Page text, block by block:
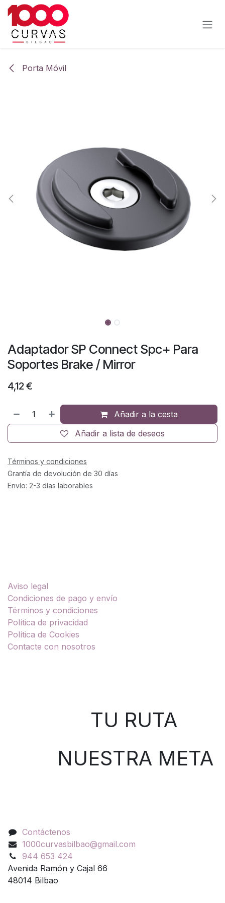
Ir al contenido
Porta Móvil
Adaptador SP Connect Spc+ Para
Soportes Brake / Mirror
4,12€
Añadir a la cesta
Añadir a lista de deseos
Términos y condiciones
Grantía de devolución de 30 días
Envío: 2-3 días laborables
Aviso legal
Condiciones de pago y envío
Términos y condiciones
Política de privacidad
Política de Cookies
Contacte con nosotros
TU RUTA
NUESTRA META
Contáctenos
1000curvasbilbao@gmail.com
944 653 424
Avenida Ramón y Cajal 66
48014 Bilbao